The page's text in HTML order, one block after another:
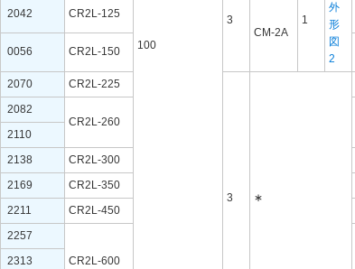
100
3 1
2042
CR2L-125
CM-2A
外
形
図
2
0056 CR2L-150
2070 CR2L-225
3 ∗
2082
CR2L-260
2110
2138
CR2L-300
2169
CR2L-350
2211
CR2L-450
2257
CR2L-600
2313